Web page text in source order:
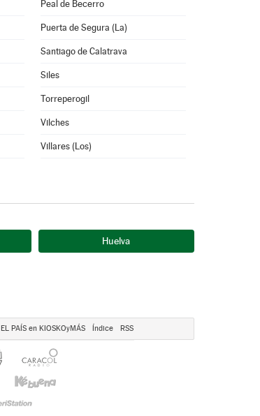
Peal de Becerro
Puerta de Segura (La)
Santiago de Calatrava
Siles
Torreperogil
Vilches
Villares (Los)
Huelva
EL PAÍS en KIOSKOyMÁS Índice RSS